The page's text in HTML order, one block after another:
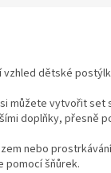
vzhled dětské
můžete vytvořit set
doplňky, přesně
nebo
pomocí šňůrek.